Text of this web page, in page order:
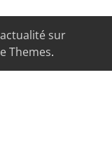
sur
Themes.